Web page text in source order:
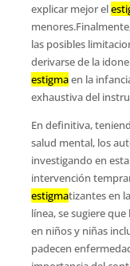
explicar mejor el
las posibles
derivarse de la
estigmaen la
exhaustiva del
En definitiva,
salud mental, los
investigando en
intervención
estigmatizantes en
línea, se sugiere
en niños y niñas
padecen